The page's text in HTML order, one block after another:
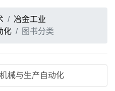
冶金工业
化
图书分类
械与生产自动化